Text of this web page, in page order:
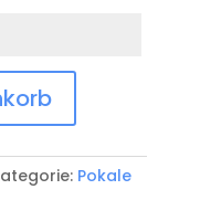
Pokale